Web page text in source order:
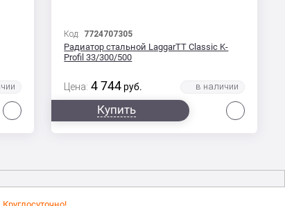
Код: 7724707305
Радиатор стальной LaggarTT Classic K-
Profil 33/300/500
Цена: 4 744 руб.
Купить